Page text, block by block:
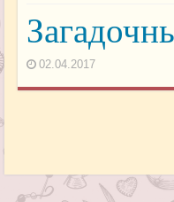
02.04.2017